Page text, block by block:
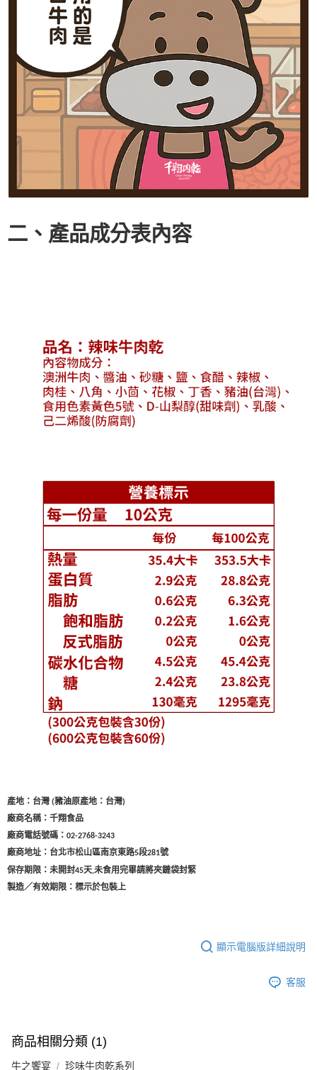
二、產品成分表內容
產地：台灣 (豬油原產地：台灣)
廠商名稱：千翔食品
廠商電話號碼： 02-2768-3243
廠商地址：台北市松山區南京東路5段281號
保存期限：未開封45天,未食用完畢請將夾鏈袋封緊
製造／有效期限：標示於包裝上
顯示電腦版詳細說明
客服
商品相關分類 (1)
牛之饗宴 珍味牛肉乾系列